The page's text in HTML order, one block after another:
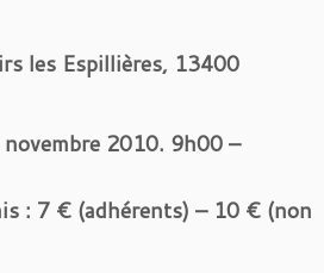
les Espillières, 13400
2010. 9h00 –
: 7 € (adhérents) – 10 € (non